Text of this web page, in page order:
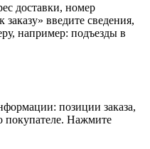
доставки, номер
введите сведения,
например: подъезды в
позиции заказа,
покупателе. Нажмите